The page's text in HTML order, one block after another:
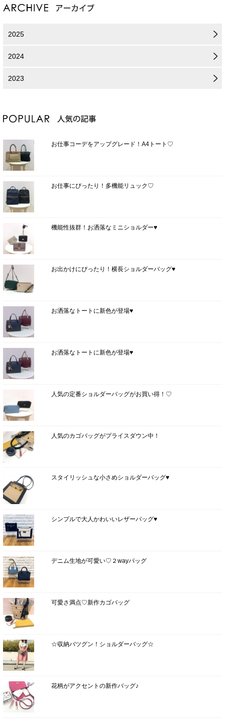
2025
2024
2023
お仕事コーデをアップグレード！A4トート♡
お仕事にぴったり！多機能リュック♡
機能性抜群！お洒落なミニショルダー♥
お出かけにぴったり！横長ショルダーバッグ♥
お洒落なトートに新色が登場♥
お洒落なトートに新色が登場♥
人気の定番ショルダーバッグがお買い得！♡
人気のカゴバッグがプライスダウン中！
スタイリッシュな小さめショルダーバッグ♥
シンプルで大人かわいいレザーバッグ♥
デニム生地が可愛い♡２wayバッグ
可愛さ満点♡新作カゴバッグ
☆収納バツグン！ショルダーバッグ☆
花柄がアクセントの新作バッグ♪